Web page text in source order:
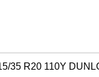
35 R20 110Y